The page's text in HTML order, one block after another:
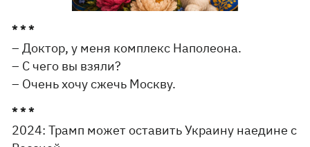
* * *
– Доктор, у меня комплекс Наполеона.
– С чего вы взяли?
– Очень хочу сжечь Москву.
* * *
2024: Трамп может оставить Украину наедине с